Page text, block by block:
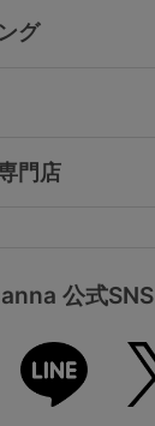
グ
門店
公式SNS